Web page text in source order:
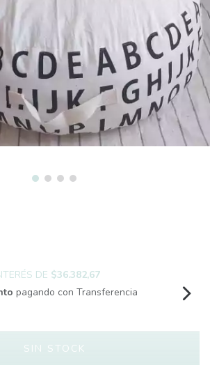
DE $36.382,67
pagando con Transferencia